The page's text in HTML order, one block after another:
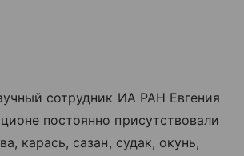
сотрудник ИА РАН Евгения
постоянно присутствовали
карась, сазан, судак, окунь,